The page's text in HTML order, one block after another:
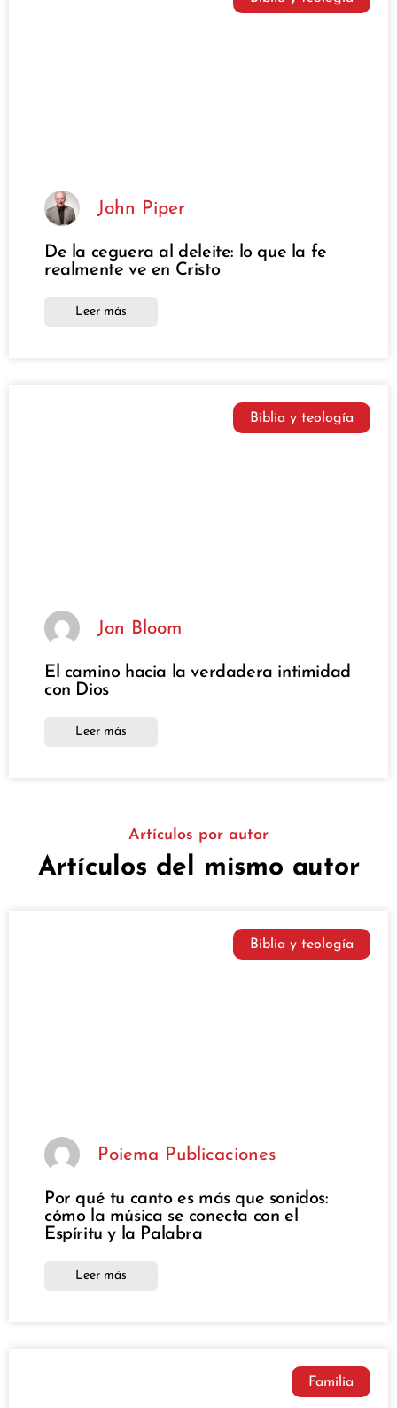
John Piper
De la ceguera al deleite: lo que la fe
realmente ve en Cristo
Leer más
Biblia y teología
Jon Bloom
El camino hacia la verdadera intimidad
con Dios
Leer más
Artículos por autor
Artículos del mismo autor
Biblia y teología
Poiema Publicaciones
Por qué tu canto es más que sonidos:
cómo la música se conecta con el
Espíritu y la Palabra
Leer más
Familia